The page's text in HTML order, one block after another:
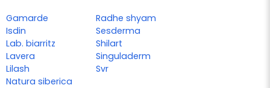
Gamarde
Isdin
Lab. biarritz
Lavera
Lilash
Natura siberica
Radhe shyam
Sesderma
Shilart
Singuladerm
Svr